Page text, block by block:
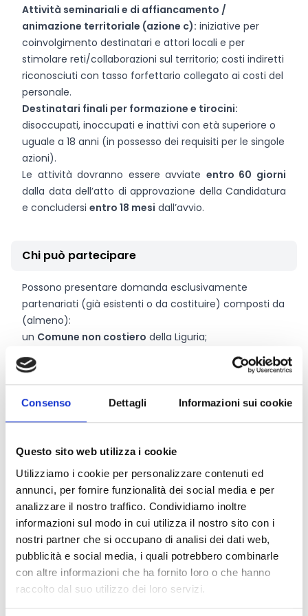
Consenso Dettagli Informazioni sui cookie
Questo sito web utilizza i cookie
Utilizziamo i cookie per personalizzare contenuti ed
annunci, per fornire funzionalità dei social media e per
analizzare il nostro traffico. Condividiamo inoltre
informazioni sul modo in cui utilizza il nostro sito con i
nostri partner che si occupano di analisi dei dati web,
pubblicità e social media, i quali potrebbero combinarle
con altre informazioni che ha fornito loro o che hanno
raccolto dal suo utilizzo dei loro servizi.
Attività seminariali e di affiancamento /
animazione territoriale (azione c): iniziative per
coinvolgimento destinatari e attori locali e per
stimolare reti/collaborazioni sul territorio; costi indiretti
riconosciuti con tasso forfettario collegato ai costi del
personale.
Destinatari finali per formazione e tirocini:
disoccupati, inoccupati e inattivi con età superiore o
uguale a 18 anni (in possesso dei requisiti per le singole
azioni).
Le attività dovranno essere avviate entro 60 giorni
dalla data dell’atto di approvazione della Candidatura
e concludersi entro 18 mesi dall’avvio.
Chi può partecipare
Possono presentare domanda esclusivamente
partenariati (già esistenti o da costituire) composti da
(almeno):
un Comune non costiero della Liguria;
un
(o in corso di
accreditamento) per macrotipologia 2 o 3;
unsoggetto accreditato ai servizi al lavoro(o in
corso di accreditamento), che può coincidere con
l’organismo formativo se in possesso di entrambi gli
Possono partecipare al partenariato anche altri enti
che operano nei settori tematici oggetto dell’Iniziativa
e possono apportare un valore aggiunto alla stessa,
quali ad esempio:
amministrazioni pubbliche;
associazioni, enti di volontariato, cooperative sociali,
reti cooperative, consorzi;
organismi formativi accreditati per la macrotipologia
2, o 3;